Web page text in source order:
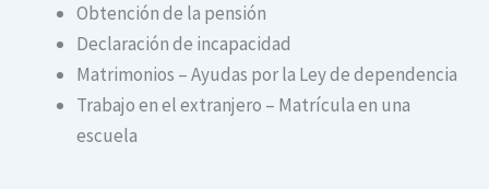
Obtención de la pensión
Declaración de incapacidad
Matrimonios – Ayudas por la Ley de dependencia
Trabajo en el extranjero – Matrícula en una
escuela